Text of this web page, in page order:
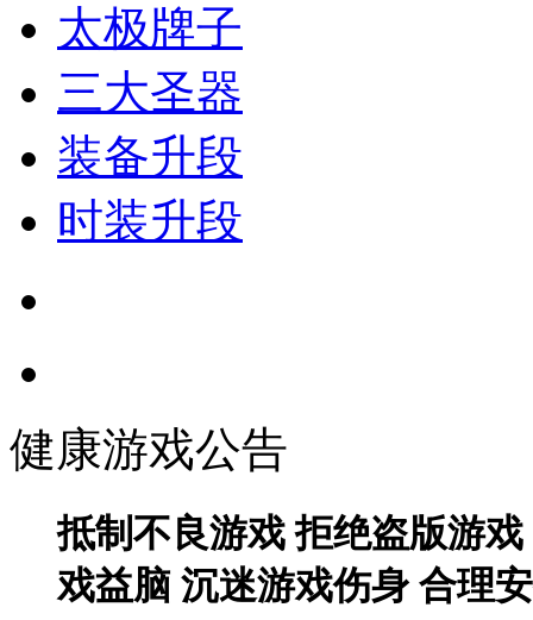
太极牌子
三大圣器
装备升段
时装升段
健康游戏公告
抵制不良游戏 拒绝盗版游
戏益脑 沉迷游戏伤身 合理